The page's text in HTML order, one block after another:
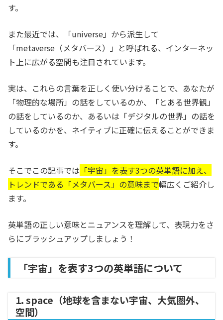
す。
また最近では、「universe」から派生して
「metaverse（メタバース）」と呼ばれる、インターネッ
ト上に広がる空間も注目されています。
実は、これらの言葉を正しく使い分けることで、あなたが
「物理的な場所」の話をしているのか、「とある世界観」
の話をしているのか、あるいは「デジタルの世界」の話を
しているのかを、ネイティブに正確に伝えることができま
す。
そこでこの記事では 「宇宙」を表す3つの英単語に加え、
トレンドである「メタバース」の意味まで幅広くご紹介し
ます。
英単語の正しい意味とニュアンスを理解して、表現力をさ
らにブラッシュアップしましょう！
「宇宙」を表す3つの英単語について
1. space（地球を含まない宇宙、大気圏外、
空間）